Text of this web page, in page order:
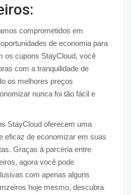
comprometidos em
de economia para
os cupons StayCloud, você
com a tranquilidade de
os melhores preços
nunca foi tão fácil e
StayCloud oferecem uma
eficaz de economizar em suas
Graças à parceria entre
agora você pode
com apenas alguns
hoje mesmo, descubra